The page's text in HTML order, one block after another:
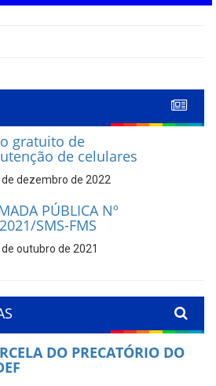
gratuito de
de celulares
de dezembro de 2022
PÚBLICA Nº
SMS-FMS
de outubro de 2021
DO PRECATÓRIO DO